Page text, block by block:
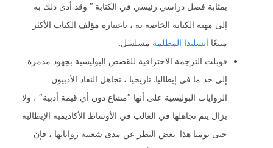
بمثابة فصل دراسي رئيسي في الكتابة." وقد أدى ذلك به
إلى مهنة الكتابة الخاصة به ، باعتباره مؤلف الكتاب الأكثر
مبيعًا أيسلندا المظلمة مسلسل.
قوبلت الترجمة الاحترافية للقصص البوليسية بجهود مدمرة
إلى حد ما في إيطاليا. تاريخيا ، تجاهل النقاد الأدبيون
الروايات البوليسية على أنها "مشاع دون أي قيمة أدبية" ، ولا
يزال يتم تجاهلها في الغالب في الأوساط الأكاديمية الإيطالية
حتى يومنا هذا. بغض النظر عن مدى شعبية رواياتها ، فإن